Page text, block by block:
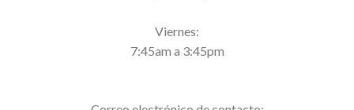
Viernes:
7:45am a 3:45pm